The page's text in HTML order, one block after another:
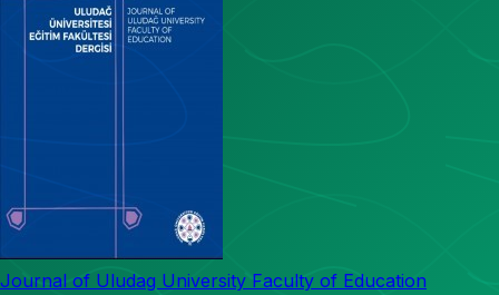
Journal of Uludag University Faculty of Education